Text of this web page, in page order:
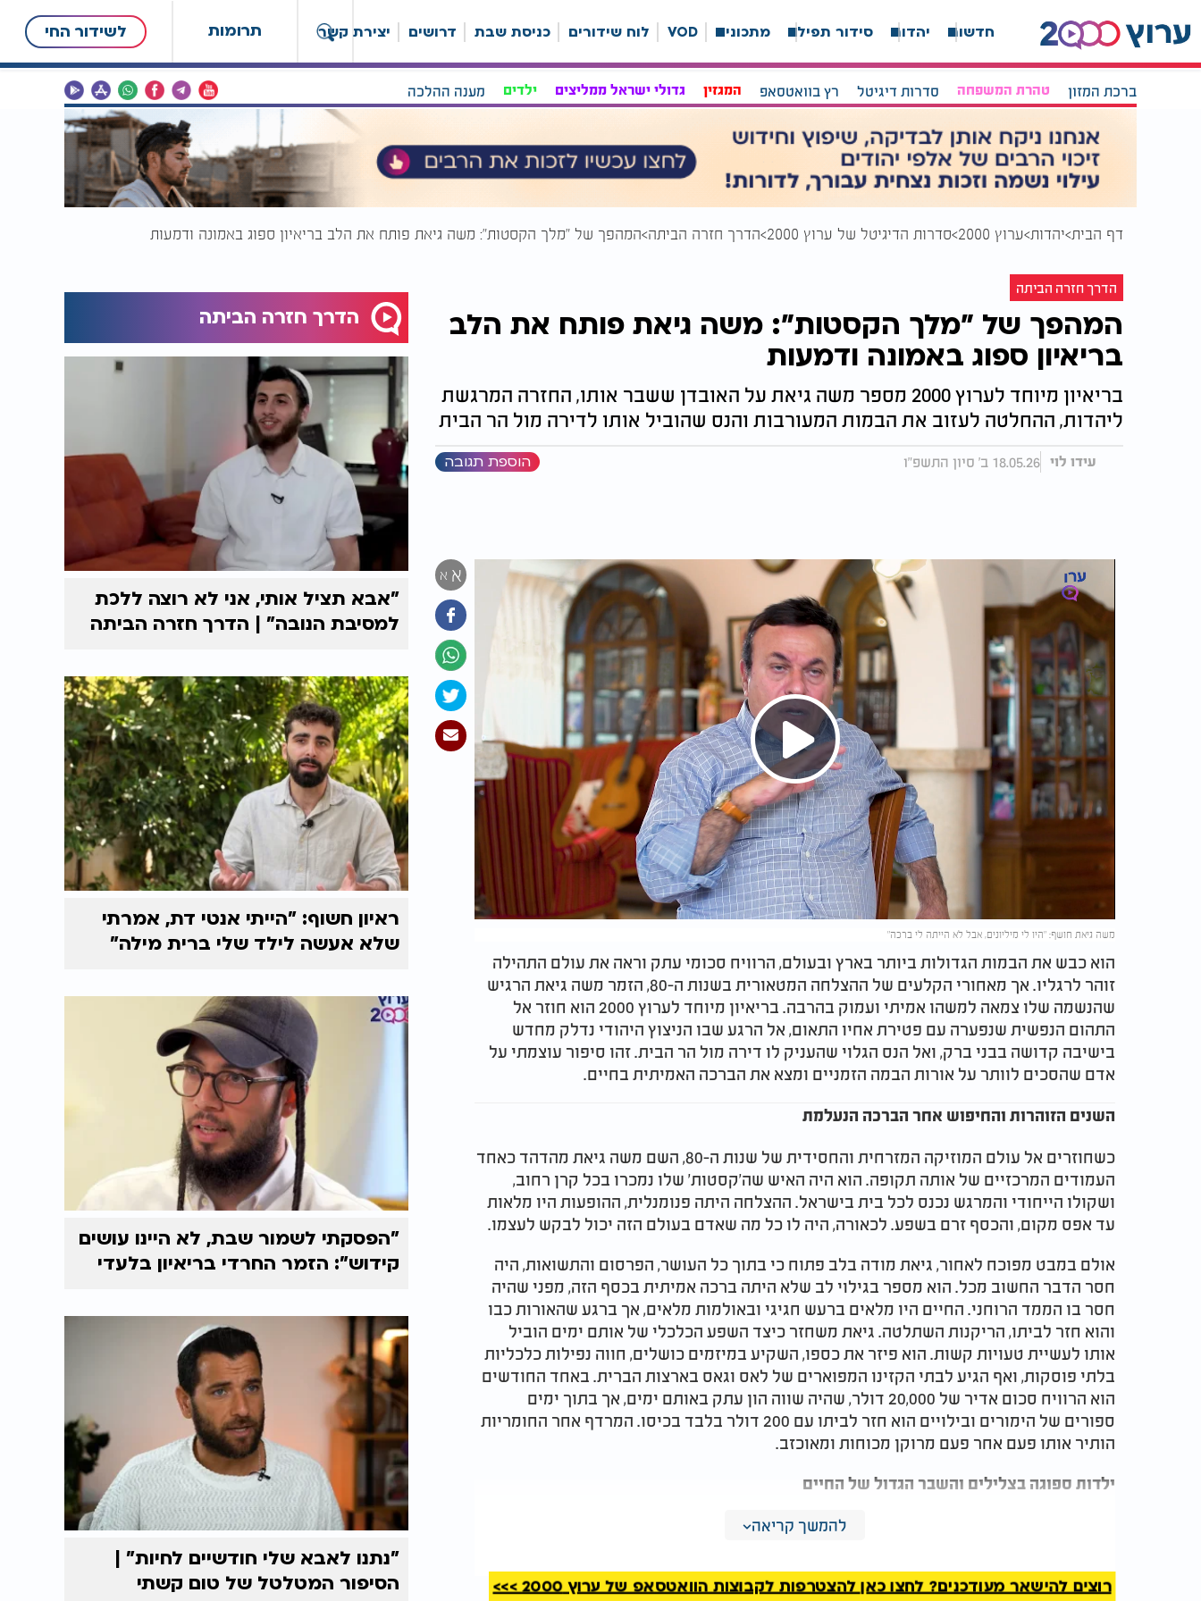
תרומות לשידור החי חדשות יהדות סידור תפילה מתכונים VOD לוח שידורים כניסת שבת דרושים יצירת קשר
ברכת המזון טהרת המשפחה סדרות דיגיטל רץ בוואטסאפ המגזין גדולי ישראל ממליצים ילדים מענה ההלכה
דף הבית יהדות ערוץ 2000 סדרות הדיגיטל של ערוץ 2000 הדרך חזרה הביתה המהפך של "מלך הקסטות": משה גיאת פותח את הלב בריאיון ספוג באמונה ודמעות
הדרך חזרה הביתה
המהפך של "מלך הקסטות": משה גיאת פותח את הלב
בריאיון ספוג באמונה ודמעות
בריאיון מיוחד לערוץ 2000 מספר משה גיאת על האובדן ששבר אותו, החזרה המרגשת
ליהדות, ההחלטה לעזוב את הבמות המעורבות והנס שהוביל אותו לדירה מול הר הבית
עידו לוי 18.05.26 ב' סיון התשפ"ו הוספת תגובה
א א
Play
Video
משה גיאת חושף: "היו לי מיליונים, אבל לא הייתה לי ברכה"
הוא כבש את הבמות הגדולות ביותר בארץ ובעולם, הרוויח סכומי עתק וראה את עולם התהילה
זוהר לרגליו. אך מאחורי הקלעים של ההצלחה המטאורית בשנות ה-80, הזמר משה גיאת הרגיש
שהנשמה שלו צמאה למשהו אמיתי ועמוק בהרבה. בריאיון מיוחד לערוץ 2000 הוא חוזר אל
התהום הנפשית שנפערה עם פטירת אחיו התאום, אל הרגע שבו הניצוץ היהודי נדלק מחדש
בישיבה קדושה בבני ברק, ואל הנס הגלוי שהעניק לו דירה מול הר הבית. זהו סיפור עוצמתי על
אדם שהסכים לוותר על אורות הבמה הזמניים ומצא את הברכה האמיתית בחיים.
השנים הזוהרות והחיפוש אחר הברכה הנעלמת
כשחוזרים אל עולם המוזיקה המזרחית והחסידית של שנות ה-80, השם משה גיאת מהדהד כאחד
העמודים המרכזיים של אותה תקופה. הוא היה האיש שה'קסטות' שלו נמכרו בכל קרן רחוב,
ושקולו הייחודי והמרגש נכנס לכל בית בישראל. ההצלחה היתה פנומנלית, ההופעות היו מלאות
עד אפס מקום, והכסף זרם בשפע. לכאורה, היה לו כל מה שאדם בעולם הזה יכול לבקש לעצמו.
אולם במבט מפוכח לאחור, גיאת מודה בלב פתוח כי בתוך כל העושר, הפרסום והתשואות, היה
חסר הדבר החשוב מכל. הוא מספר בגילוי לב שלא היתה ברכה אמיתית בכסף הזה, מפני שהיה
חסר בו הממד הרוחני. החיים היו מלאים ברעש חגיגי ובאולמות מלאים, אך ברגע שהאורות כבו
והוא חזר לביתו, הריקנות השתלטה. גיאת משחזר כיצד השפע הכלכלי של אותם ימים הוביל
אותו לעשיית טעויות קשות. הוא פיזר את כספו, השקיע במיזמים כושלים, חווה נפילות כלכליות
בלתי פוסקות, ואף הגיע לבתי הקזינו המפוארים של לאס וגאס בארצות הברית. באחד החודשים
הוא הרוויח סכום אדיר של 20,000 דולר, שהיה שווה הון עתק באותם ימים, אך בתוך ימים
ספורים של הימורים ובילויים הוא חזר לביתו עם 200 דולר בלבד בכיסו. המרדף אחר החומריות
הותיר אותו פעם אחר פעם מרוקן מכוחות ומאוכזב.
ילדות ספוגה בצלילים והשבר הגדול של החיים
כדי להבין את שורשי נשמתו של משה גיאת, יש לחזור אל מחוזות ילדותו בשכונת התקווה שבתל
משפחתו התגוררו משפחות מכל עדות המזרח, ובהן עיראקים, פרסים, תימנים ומרוקאים. מכל
חלון בקעו צלילים ופיוטים אחרים, ומשה הצעיר ספג אל תוכו את כל הניחוחות והמקצבים הללו,
להמשך קריאה
רוצים להישאר מעודכנים? לחצו כאן להצטרפות לקבוצות הוואטסאפ של ערוץ 2000 >>>
הדרך חזרה הביתה
"אבא תציל אותי, אני לא רוצה ללכת
למסיבת הנובה" | הדרך חזרה הביתה
ראיון חשוף: "הייתי אנטי דת, אמרתי
שלא אעשה לילד שלי ברית מילה"
"הפסקתי לשמור שבת, לא היינו עושים
קידוש": הזמר החרדי בריאיון בלעדי
"נתנו לאבא שלי חודשיים לחיות" |
הסיפור המטלטל של טום קשתי